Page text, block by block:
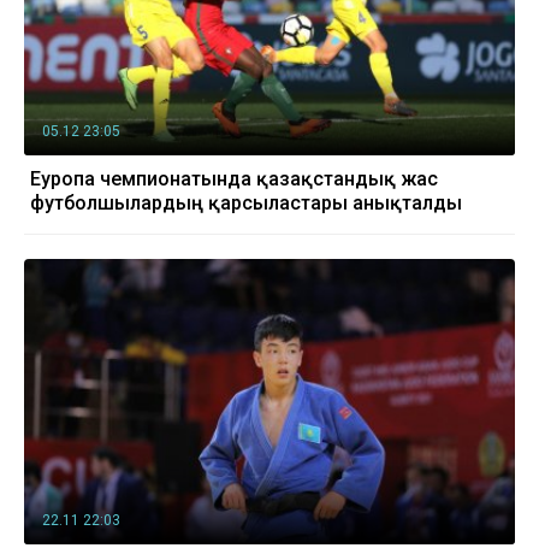
05.12 23:05
Еуропа чемпионатында қазақстандық жас
футболшылардың қарсыластары анықталды
22.11 22:03